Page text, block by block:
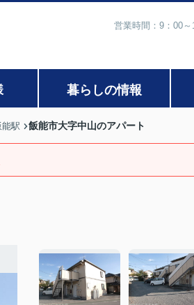
営業時間：9：00
暮らしの情報
駅 飯能市大字中山のアパート